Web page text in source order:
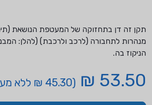
תקן זה דן בתחזוקה של המעטפת הנושאת
מנהרות לתחבורה (לרכב ולרכבת) (להלן:
הניקוז בה.
53.50 ₪ (45.30 ₪ ללא מע"מ)